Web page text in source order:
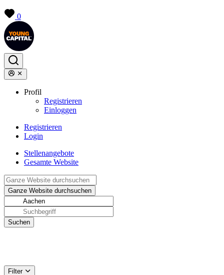
0
Profil
Registrieren
Einloggen
Registrieren
Login
Stellenangebote
Gesamte Website
Filter